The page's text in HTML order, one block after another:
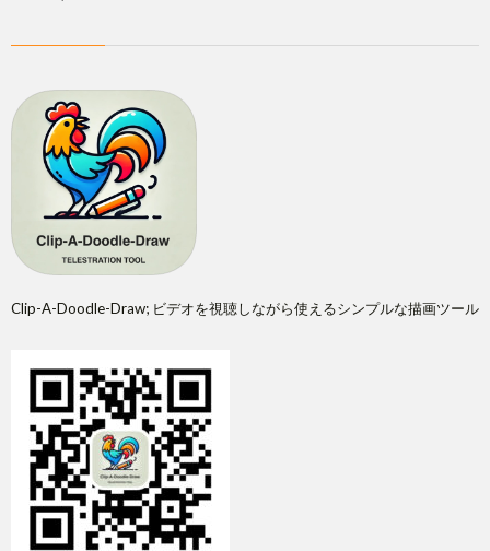
Clip-A-Doodle-Draw; ビデオを視聴しながら使えるシンプルな描画ツール